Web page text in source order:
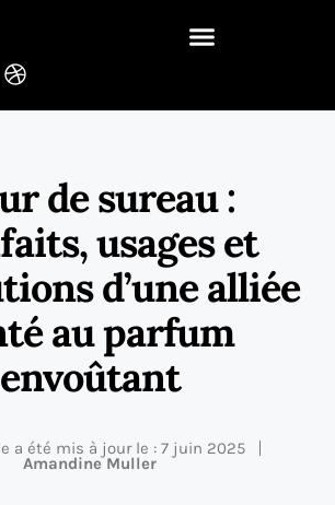
de sureau :
usages et
d’une alliée
au parfum
envoûtant
a été mis à jour le : 7 juin 2025
Amandine Muller